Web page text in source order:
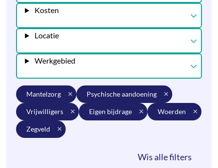
Kosten
Locatie
Werkgebied
mantelzorg psychische aandoening
vrijwilligers eigen bijdrage woerden
zegveld